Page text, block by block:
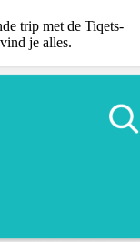
trip met de Tiqets-
je alles.